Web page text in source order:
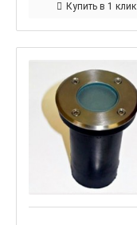
Купить в 1 клик